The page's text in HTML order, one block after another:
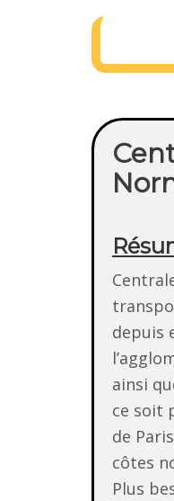
depuis
ainsi
ce soit
de
côtes
Plus